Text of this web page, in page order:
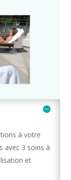
à votre
avec 3 soins à
et